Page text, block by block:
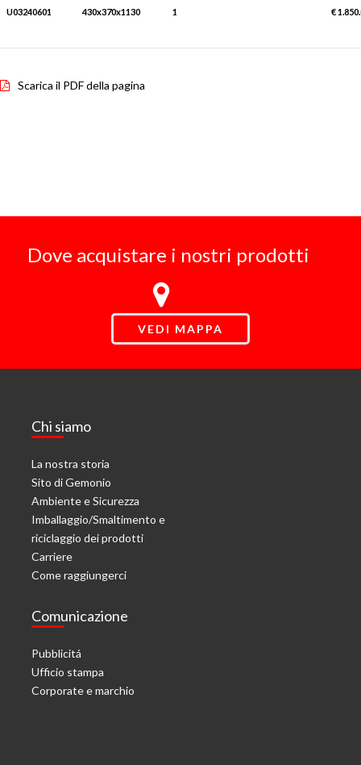
U03240601 430x370x1130 1 €
Scarica il PDF della pagina
Dove acquistare i nostri prodotti
VEDI MAPPA
Chi siamo
La nostra storia
Sito di Gemonio
Ambiente e Sicurezza
Imballaggio/Smaltimento e
riciclaggio dei prodotti
Carriere
Come raggiungerci
Comunicazione
Pubblicitá
Ufficio stampa
Corporate e marchio